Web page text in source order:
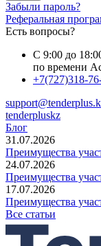
Забыли пароль?
Реферальная
Есть вопросы?
С 9:00 до
по времени
+7(727)318-
tenderpluskz
Блог
31.07.2026
Преимущества
24.07.2026
Преимущества
17.07.2026
Преимущества
Все статьи